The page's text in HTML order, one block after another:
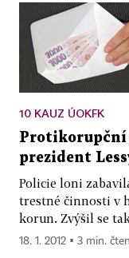
10 KAUZ ÚOKFK
Protikorupční
prezident
Policie loni
trestné činnosti v
korun. Zvýšil se
18. 1. 2012 ▪ 3 min.